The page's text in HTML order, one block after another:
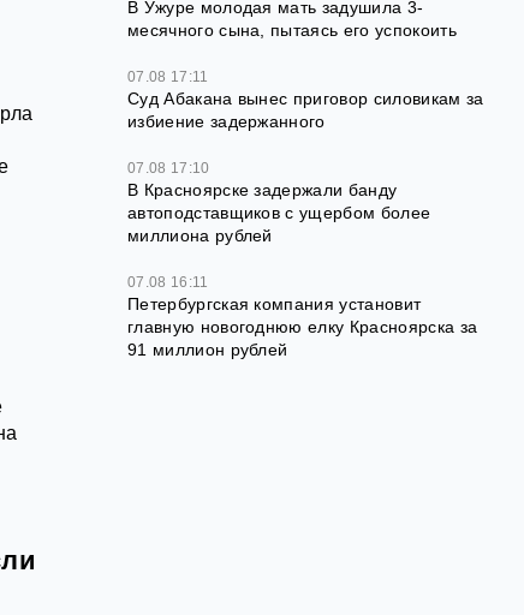
В Ужуре молодая мать задушила 3-
месячного сына, пытаясь его успокоить
07.08 17:11
Суд Абакана вынес приговор силовикам за
избиение задержанного
07.08 17:10
В Красноярске задержали банду
автоподставщиков с ущербом более
миллиона рублей
07.08 16:11
Петербургская компания установит
главную новогоднюю елку Красноярска за
91 миллион рублей